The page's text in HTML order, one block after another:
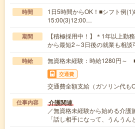
時間
1日5時間からOK！■シフト例
15:00(3)12:00…
期間
【積極採用中！】＊1年以上勤
から最短2～3日後の就業も相談
時給 無資格未経験：時給1280円～
交通費
交通費全額支給（ガソリン代も
仕事内容 介護関連
／無資格未経験から始める介護
「話し相手になって、うんう